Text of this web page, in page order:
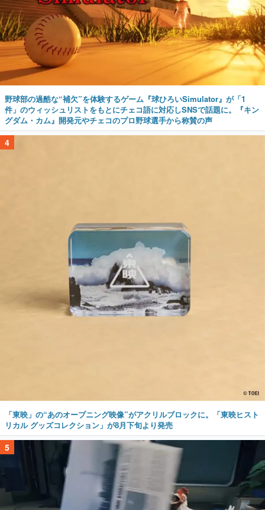
野球部の過酷な“補欠”を体験するゲーム『球ひろいSimulator』が「1
件」のウィッシュリストをもとにチェコ語に対応しSNSで話題に。『キン
グダム・カム』開発元やチェコのプロ野球選手から称賛の声
4
「東映」の“あのオープニング映像”がアクリルブロックに。「東映ヒスト
リカル グッズコレクション」が8月下旬より発売
5